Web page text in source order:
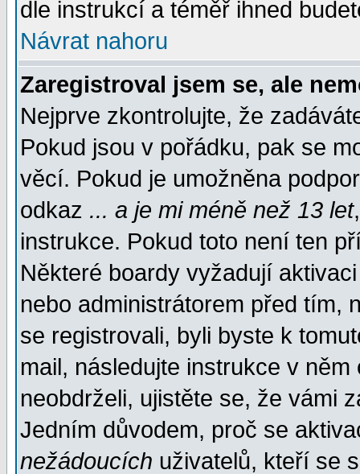
dle instrukcí a téměř ihned
Návrat nahoru
Zaregistroval jsem se, ale
Nejprve zkontrolujte, že
Pokud jsou v pořádku, pak se
věcí. Pokud je umožněna
odkaz ... a je mi méně než 13 let
instrukce. Pokud toto není ten
Některé boardy vyžadují
nebo administrátorem před tím,
se registrovali, byli byste k
mail, následujte instrukce v
neobdrželi, ujistěte se, že vámi
Jedním důvodem, proč se
nežádoucích uživatelů, kteří se